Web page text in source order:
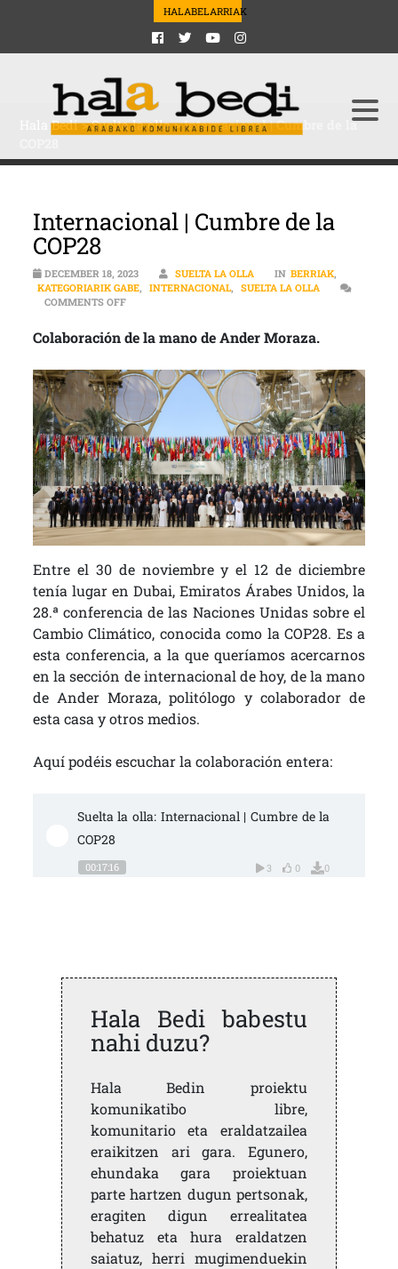
HALABELARRIAK
Hala Bedi>Suelta la olla>Internacional | Cumbre de la
Internacional | Cumbre de la
COP28
DECEMBER 18, 2023 SUELTA LA OLLA IN BERRIAK,
KATEGORIARIK GABE, INTERNACIONAL, SUELTA LA OLLA
COMMENTS OFFON INTERNACIONAL | CUMBRE DE LA COP28
Colaboración de la mano de Ander Moraza.
Entre el 30 de noviembre y el 12 de diciembre
tenía lugar en Dubai, Emiratos Árabes Unidos, la
28.ª conferencia de las Naciones Unidas sobre el
Cambio Climático, conocida como la COP28. Es a
esta conferencia, a la que queríamos acercarnos
en la sección de internacional de hoy, de la mano
de Ander Moraza, politólogo y colaborador de
esta casa y otros medios.
Aquí podéis escuchar la colaboración entera:
Suelta la olla: Internacional | Cumbre de la
COP28
00:17:16 3 0 0
Hala Bedi babestu
nahi duzu?
Hala Bedin proiektu
komunikatibo libre,
komunitario eta eraldatzailea
eraikitzen ari gara. Egunero,
ehundaka gara proiektuan
parte hartzen dugun pertsonak,
eragiten digun errealitatea
behatuz eta hura eraldatzen
saiatuz, herri mugimenduekin